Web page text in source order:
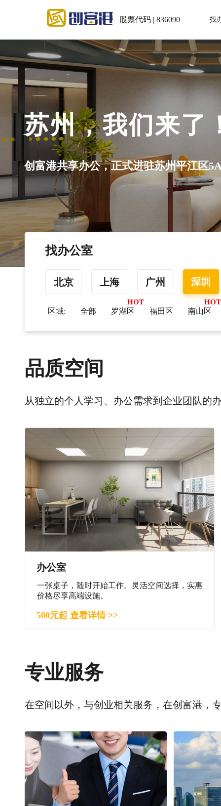
股票代码 | 836090 找
苏州，我们来了
创富港共享办公，正式进驻苏州平江区5A
找办公室
北京 上海 广州 深圳
区域: 全部 罗湖区 福田区 南山区
品质空间
从独立的个人学习、办公需求到企业团队的
办公室
一张桌子，随时开始工作。灵活空间选择，实惠
价格尽享高端设施。
500元起 查看详情 >>
专业服务
在空间以外，与创业相关服务，在创富港，